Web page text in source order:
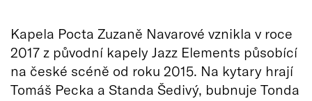
Kapela Pocta Zuzaně Navarové vznikla v roce
2017 z původní kapely Jazz Elements působící
na české scéně od roku 2015. Na kytary hrají
Tomáš Pecka a Standa Šedivý, bubnuje Tonda